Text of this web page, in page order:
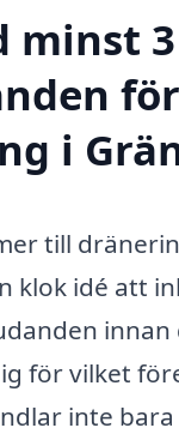
minst 3
för
i
till
klok idé att
innan
för vilket
inte